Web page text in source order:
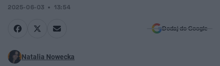
2025-06-03 13:54
Dodaj do Google
Natalia Nowecka